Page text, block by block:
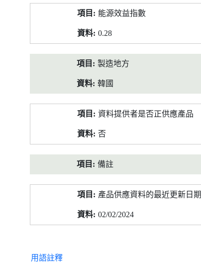
能源效益指數
0.28
製造地方
韓國
資料提供者是否正供應產品
否
備註
產品供應資料的最近更新日期
02/02/2024
用語註釋